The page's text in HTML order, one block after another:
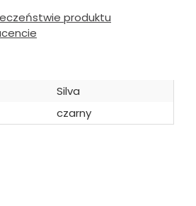
produktu
Silva
czarny